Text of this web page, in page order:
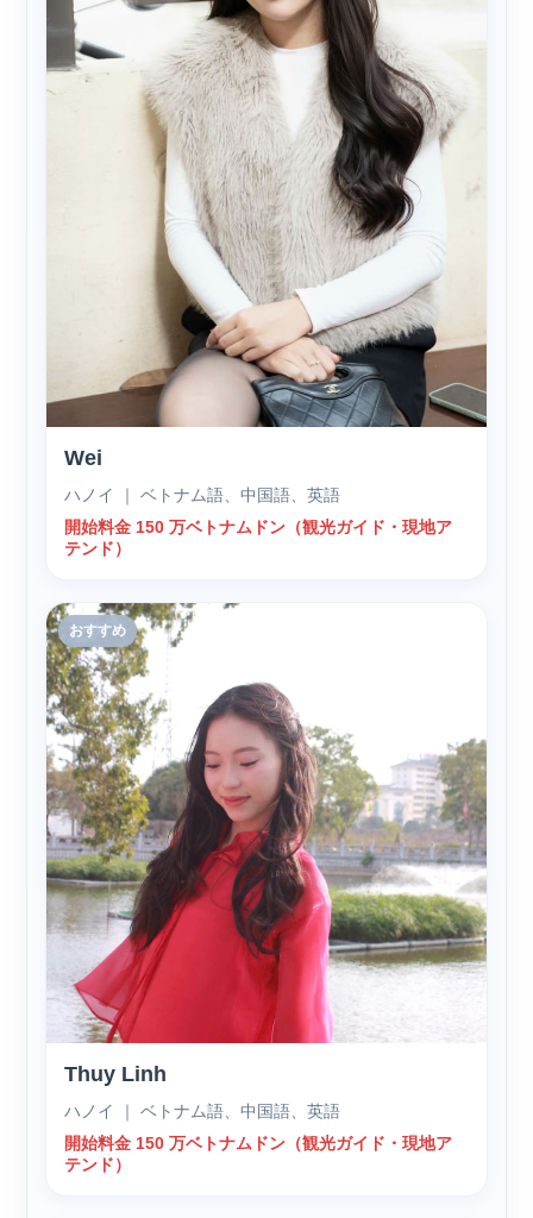
Wei
ハノイ ｜ ベトナム語、中国語、英語
開始料金 150 万ベトナムドン（観光ガイド・現地ア
テンド）
おすすめ
Thuy Linh
ハノイ ｜ ベトナム語、中国語、英語
開始料金 150 万ベトナムドン（観光ガイド・現地ア
テンド）